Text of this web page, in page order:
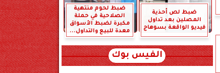
ضبط لص أحذية
المصلين بعد تداول
فيديو الواقعة بسوهاج
ضبط لحوم منتهية
الصلاحية في حملة
مكبرة لضبط الأسواق
معدة للبيع والتداول...
الفيس بوك